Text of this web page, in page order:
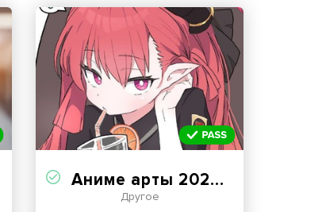
Аниме арты 2026 / anime art
Другое